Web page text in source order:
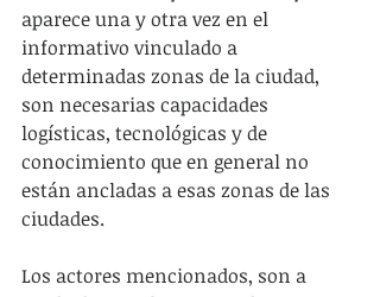
aparece una y otra vez en el
informativo vinculado a
determinadas zonas de la ciudad,
son necesarias capacidades
logísticas, tecnológicas y de
conocimiento que en general no
están ancladas a esas zonas de las
ciudades.
Los actores mencionados, son a